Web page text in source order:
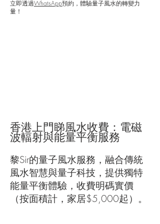
立即透過WhatsApp預約 ，體驗量子風水的轉變力
量！
香港上門睇風水收費：電磁
波輻射與能量平衡服務
黎Sir的量子風水服務，融合傳統
風水智慧與量子科技，提供獨特
能量平衡體驗，收費明碼實價
（按面積計，家居$5,000起）。